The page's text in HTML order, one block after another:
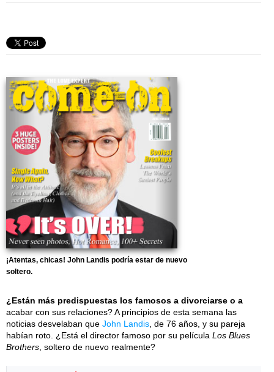
¡Atentas, chicas! John Landis podría estar de nuevo
soltero.
¿Están más predispuestas los famosos a divorciarse o a
acabar con sus relaciones? A principios de esta semana las
noticias desvelaban que John Landis , de 76 años, y su pareja
habían roto. ¿Está el director famoso por su película Los Blues
Brothers , soltero de nuevo realmente?